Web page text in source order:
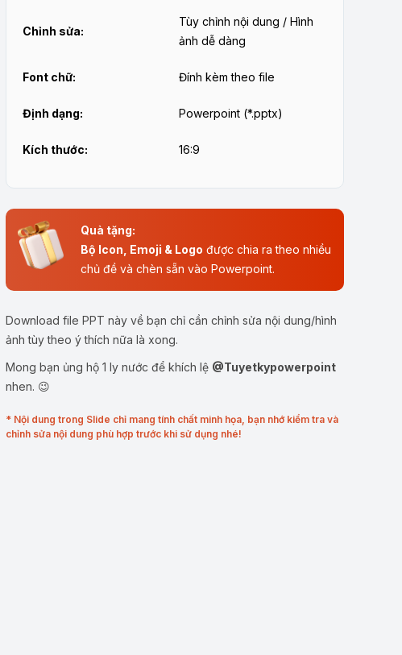
Chỉnh sửa:
Tùy chỉnh nội dung / Hình
ảnh dễ dàng
Font chữ: Đính kèm theo file
Định dạng: Powerpoint (*.pptx)
Kích thước: 16:9
Quà tặng:
Bộ Icon, Emoji & Logo được chia ra theo nhiều
chủ đề và chèn sẵn vào Powerpoint.
Download file PPT này về bạn chỉ cần chỉnh sửa nội dung/hình
ảnh tùy theo ý thích nữa là xong.
Mong bạn ủng hộ 1 ly nước để khích lệ @Tuyetkypowerpoint
nhen. 😉
* Nội dung trong Slide chỉ mang tính chất minh họa, bạn nhớ kiểm tra và
chỉnh sửa nội dung phù hợp trước khi sử dụng nhé!